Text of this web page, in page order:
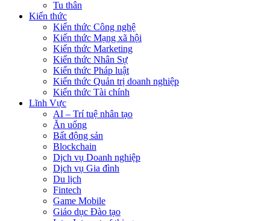
Tu thân
Kiến thức
Kiến thức Công nghệ
Kiến thức Mạng xã hội
Kiến thức Marketing
Kiến thức Nhân Sự
Kiến thức Pháp luật
Kiến thức Quản trị doanh nghiệp
Kiến thức Tài chính
Lĩnh Vực
AI – Trí tuệ nhân tạo
Ăn uống
Bất động sản
Blockchain
Dịch vụ Doanh nghiệp
Dịch vụ Gia đình
Du lịch
Fintech
Game Mobile
Giáo dục Đào tạo